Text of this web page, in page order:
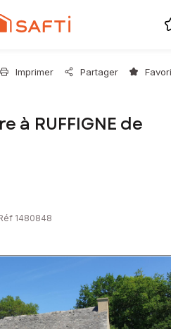
Imprimer Partager
à RUFFIGNE de
1480848